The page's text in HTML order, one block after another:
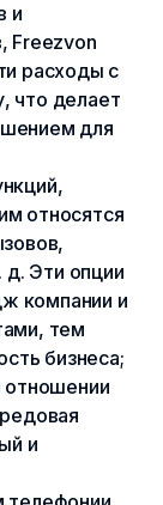
и
Freezvon
расходы с
что делает
для
относятся
д. Эти опции
компании и
тем
бизнеса;
отношении
и